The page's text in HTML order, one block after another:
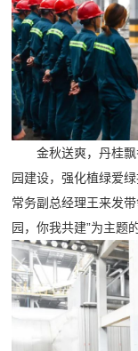
金秋送爽，丹桂
园建设，强化植绿爱
常务副总经理王来发
园，你我共建”为主题